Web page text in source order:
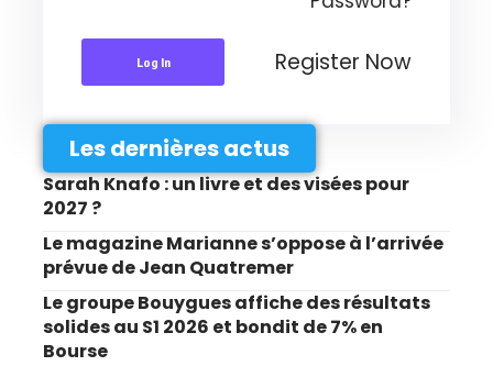
Log In Register Now
Les dernières actus
Sarah Knafo : un livre et des visées pour
2027 ?
Le magazine Marianne s’oppose à l’arrivée
prévue de Jean Quatremer
Le groupe Bouygues affiche des résultats
solides au S1 2026 et bondit de 7% en
Bourse